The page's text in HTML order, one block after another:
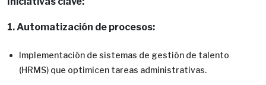
1. Automatización de procesos:
Implementación de sistemas de gestión de talento
(HRMS) que optimicen tareas administrativas.